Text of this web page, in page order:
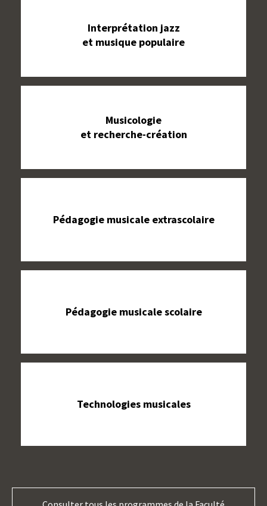
Interprétation jazz
et musique populaire
Musicologie
et recherche-création
Pédagogie musicale extrascolaire
Pédagogie musicale scolaire
Technologies musicales